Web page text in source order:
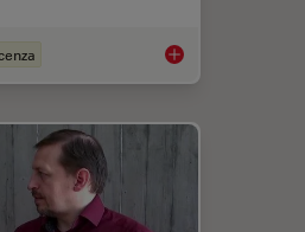
EM Overview of